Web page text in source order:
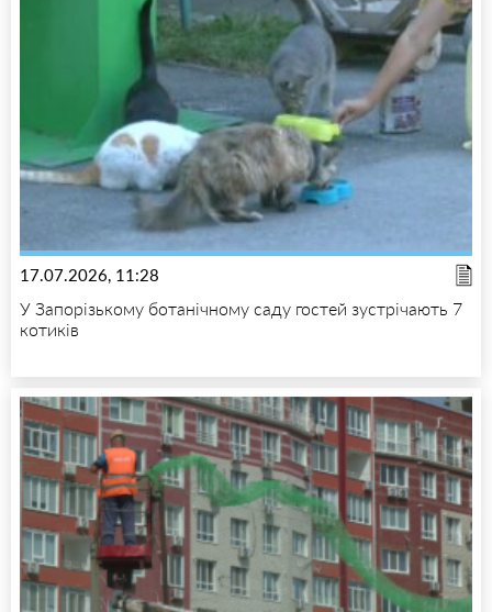
17.07.2026, 11:28
У Запорізькому ботанічному саду гостей зустрічають 7
котиків